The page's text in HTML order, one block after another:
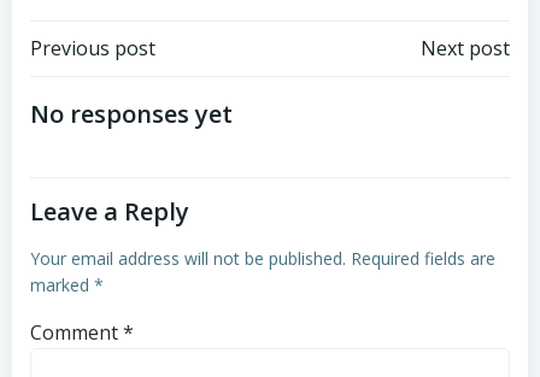
Post
navigation
Previous post Next post
No responses yet
Leave a Reply
Your email address will not be published. Required fields are
marked *
Comment*